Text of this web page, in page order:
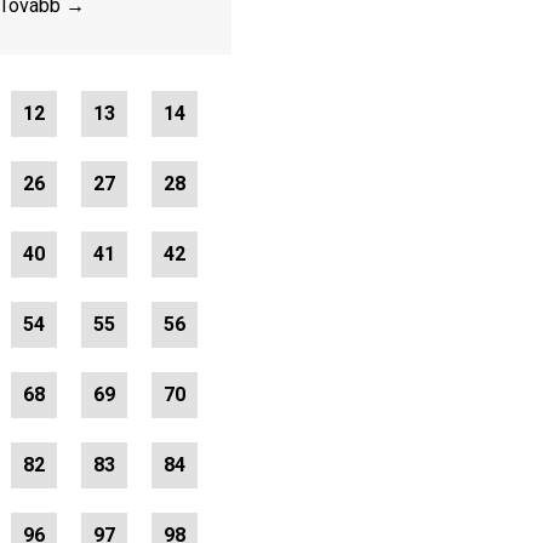
→
12 13 14
26 27 28
40 41 42
54 55 56
68 69 70
82 83 84
96 97 98